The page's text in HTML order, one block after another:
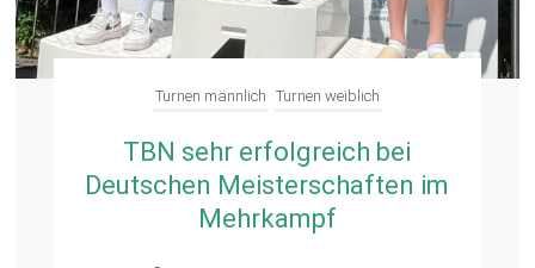
Turnen männlich Turnen weiblich
TBN sehr erfolgreich bei
Deutschen Meisterschaften im
Mehrkampf